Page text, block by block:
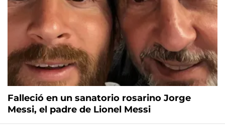
Falleció en un sanatorio rosarino Jorge
Messi, el padre de Lionel Messi